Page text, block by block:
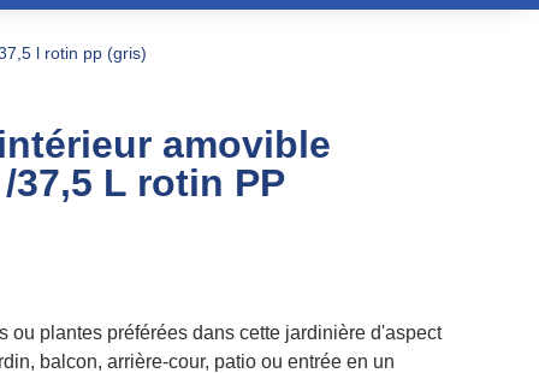
l rotin pp (gris)
amovible
37,5 L rotin PP
ou plantes préférées dans cette jardinière d'aspect
balcon, arrière-cour, patio ou entrée en un